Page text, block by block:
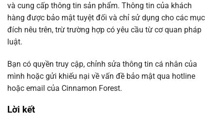
và cung cấp thông tin sản phẩm. Thông tin của khách
hàng được bảo mật tuyệt đối và chỉ sử dụng cho các mục
đích nêu trên, trừ trường hợp có yêu cầu từ cơ quan pháp
luật.
Bạn có quyền truy cập, chỉnh sửa thông tin cá nhân của
mình hoặc gửi khiếu nại về vấn đề bảo mật qua hotline
hoặc email của Cinnamon Forest.
Lời kết